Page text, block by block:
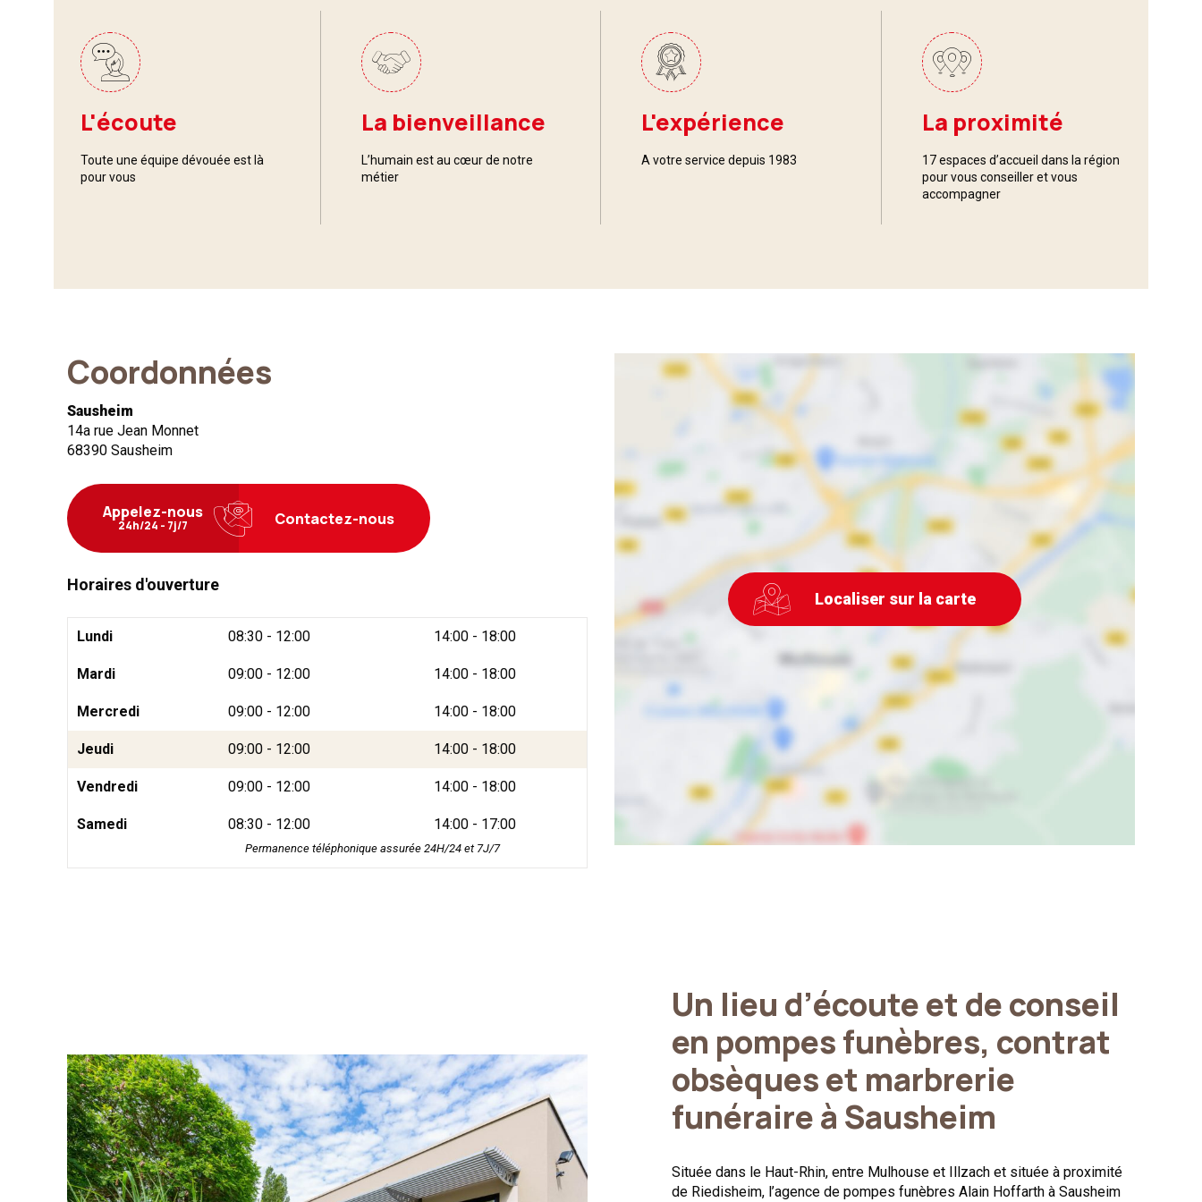
L'écoute
Toute une équipe dévouée est là
pour vous
La bienveillance
L’humain est au cœur de notre
métier
L'expérience
A votre service depuis 1983
La proximité
17 espaces d’accueil dans la région
pour vous conseiller et vous
accompagner
Coordonnées
Sausheim
14a rue Jean Monnet
68390 Sausheim
Appelez-nous
24h/24 - 7j/7 Contactez-nous
Horaires d'ouverture
Lundi 08:30 - 12:00 14:00 - 18:00
Mardi 09:00 - 12:00 14:00 - 18:00
Mercredi 09:00 - 12:00 14:00 - 18:00
Jeudi 09:00 - 12:00 14:00 - 18:00
Vendredi 09:00 - 12:00 14:00 - 18:00
Samedi 08:30 - 12:00 14:00 - 17:00
Permanence téléphonique assurée 24H/24 et 7J/7
Localiser sur la carte
Un lieu d’écoute et de conseil
en pompes funèbres, contrat
obsèques et marbrerie
funéraire à Sausheim
Située dans le Haut-Rhin, entre Mulhouse et Illzach et située à proximité
de Riedisheim, l’agence de pompes funèbres Alain Hoffarth à Sausheim